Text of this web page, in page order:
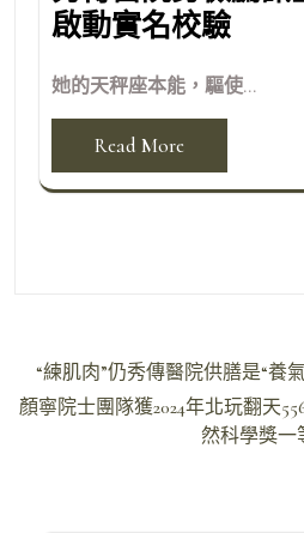
啟動實名校驗
她的天秤座本能，驅使...
Read More
文
章
“練肌肉”仍秀傳醫院供膳是“養
顏寧院士團隊獲2024年北玩翻天
然科學獎一